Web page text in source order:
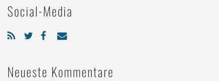
Social-Media
Neueste Kommentare